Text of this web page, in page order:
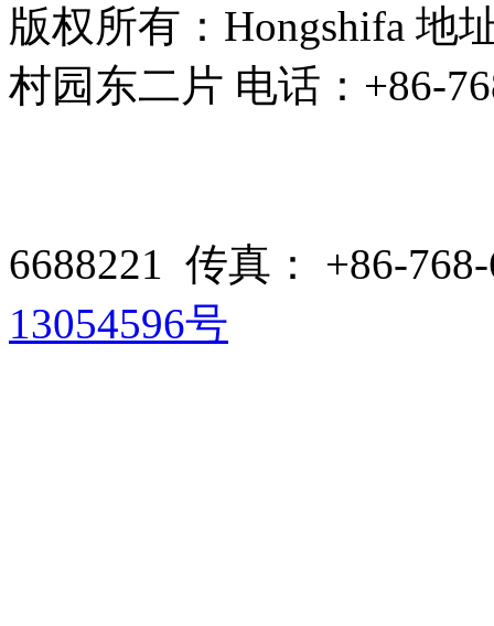
版权所有：Hongshifa 地
村园东二片 电话：+86-
6688221 传真： +86-
13054596号